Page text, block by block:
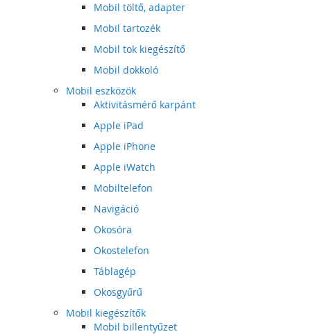
Mobil töltő, adapter
Mobil tartozék
Mobil tok kiegészítő
Mobil dokkoló
Mobil eszközök
Aktivitásmérő karpánt
Apple iPad
Apple iPhone
Apple iWatch
Mobiltelefon
Navigáció
Okosóra
Okostelefon
Táblagép
Okosgyűrű
Mobil kiegészítők
Mobil billentyűzet